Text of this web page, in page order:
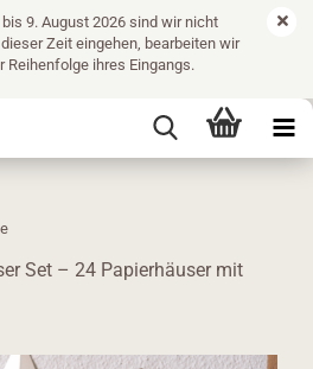
bis 9. August 2026 sind wir nicht
Zeit eingehen, bearbeiten wir
Reihenfolge ihres Eingangs.
Set – 24 Papierhäuser mit